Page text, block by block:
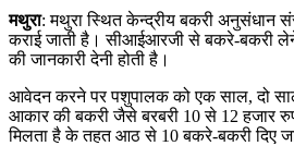
मथुरा: मथुरा स्थित केन्द्रीय बकरी अनुसंधान
कराई जाती है। सीआईआरजी से बकरे-बकरी
की जानकारी देनी होती है।
आवेदन करने पर पशुपालक को एक साल, दो
आकार की बकरी जैसे बरबरी 10 से 12 हजार
मिलता है के तहत आठ से 10 बकरे-बकरी दिए